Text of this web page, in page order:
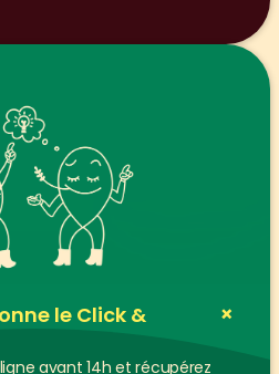
le Click &
+
avant 14h et récupérez